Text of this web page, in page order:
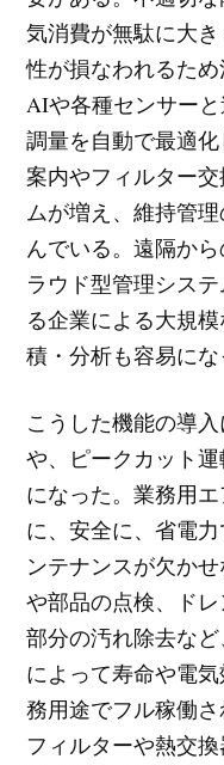
気消費が無駄に大
性が損なわれるた
AIや各種センサー
調量を自動で最適
案内やフィルター
ムが増え、維持管
んでいる。遠隔か
ラウド型管理シス
る企業による大規
積・分析も容易にな
こうした機能の導
や、ピークカット
になった。業務用
に、安全に、省電
ンテナンスが欠か
や部品の点検、ド
部分の汚れ除去な
によって寿命や電
務用途でフル稼働
フィルターや熱交